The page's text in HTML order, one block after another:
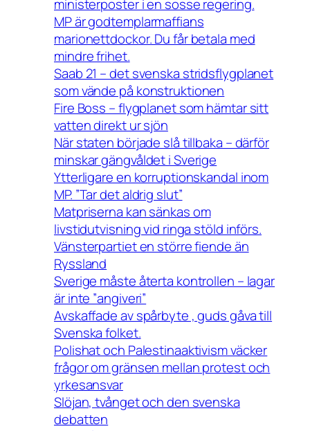
ministerposter i en sosse regering.
MP är godtemplarmaffians
marionettdockor. Du får betala med
mindre frihet.
Saab 21 – det svenska stridsflygplanet
som vände på konstruktionen
Fire Boss – flygplanet som hämtar sitt
vatten direkt ur sjön
När staten började slå tillbaka – därför
minskar gängvåldet i Sverige
Ytterligare en korruptionskandal inom
MP. ”Tar det aldrig slut”
Matpriserna kan sänkas om
livstidutvisning vid ringa stöld införs.
Vänsterpartiet en större fiende än
Ryssland
Sverige måste återta kontrollen – lagar
är inte ”angiveri”
Avskaffade av spårbyte , guds gåva till
Svenska folket.
Polishat och Palestinaaktivism väcker
frågor om gränsen mellan protest och
yrkesansvar
Slöjan, tvånget och den svenska
debatten